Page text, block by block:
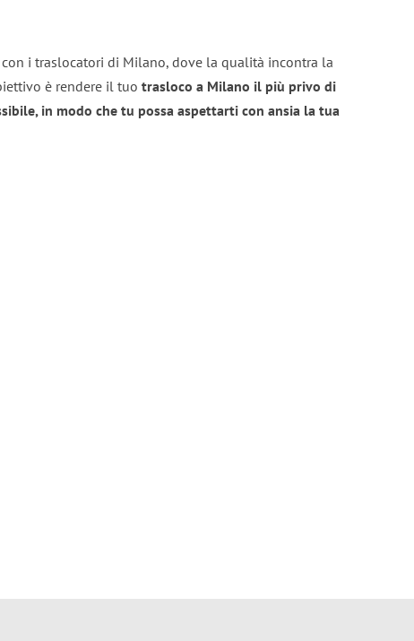
i traslocatori di Milano, dove la qualità incontra la
è rendere il tuo trasloco a Milano il più privo di
in modo che tu possa aspettarti con ansia la tua